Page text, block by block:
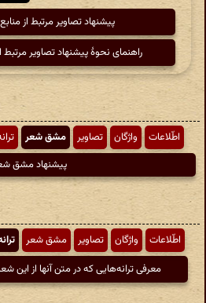
پیشنهاد تصاویر مرتبط از منابع
راهنمای نحوهٔ پیشنهاد تصاویر مرتبط
اطّلاعات واژگان تصاویر مشق شعر
پیشنهاد مشق
اطّلاعات واژگان تصاویر مشق شعر
معرفی ترانه‌هایی که در متن آنها از این